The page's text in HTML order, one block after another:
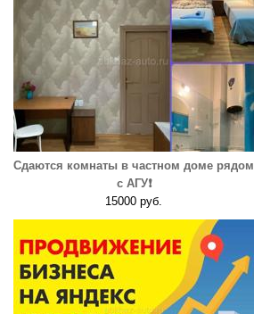
Сдаются комнаты в частном доме рядом
с АГУ❗️
15000 руб.